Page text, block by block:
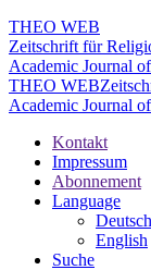
THEO WEB
Zeitschrift für
Academic Journal
THEO WEB
Academic Journal
Kontakt
Impressum
Abonnement
Language
Deutsch
English
Suche